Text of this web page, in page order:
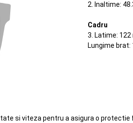
2. Inaltime:
Cadru
3. Latime: 122
Lungime brat:
si viteza pentru a asigura o